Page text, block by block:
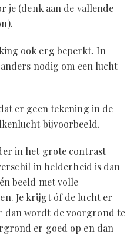
je (denk aan de vallende
ook erg beperkt. In
nodig om een lucht
er geen tekening in de
bijvoorbeeld.
in het grote contrast
in helderheid is dan
beeld met volle
Je krijgt óf de lucht er
dan wordt de voorgrond te
er goed op en dan